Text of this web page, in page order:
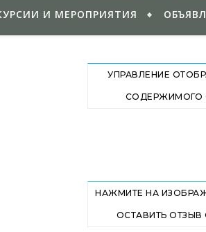
И МЕРОПРИЯТИЯ
УПРАВЛЕНИЕ
СОДЕРЖИМОГО
НАЖМИТЕ НА
ОСТАВИТЬ ОТЗЫВ